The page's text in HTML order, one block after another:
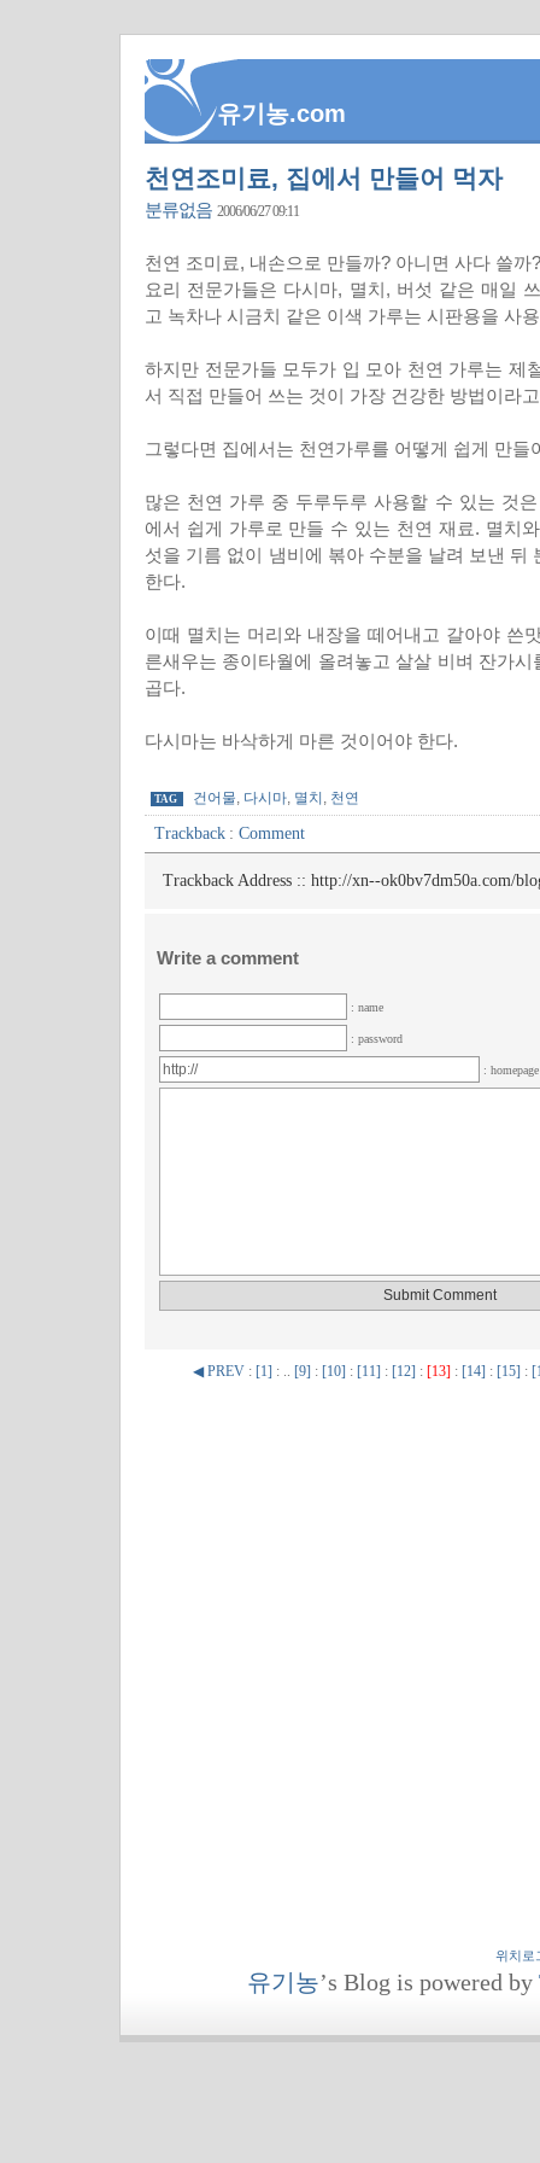
유기농.com
천연조미료, 집에서 만들어 먹자
분류없음 2006/06/27 09:11
천연 조미료, 내손으로 만들까? 아니면 사다 쓸까?
요리 전문가들은 다시마, 멸치, 버섯 같은 매일
고 녹차나 시금치 같은 이색 가루는 시판용을 사
하지만 전문가들 모두가 입 모아 천연 가루는 제
서 직접 만들어 쓰는 것이 가장 건강한 방법이라
그렇다면 집에서는 천연가루를 어떻게 쉽게 만들
많은 천연 가루 중 두루두루 사용할 수 있는 것
에서 쉽게 가루로 만들 수 있는 천연 재료. 멸치
섯을 기름 없이 냄비에 볶아 수분을 날려 보낸 뒤
한다.
이때 멸치는 머리와 내장을 떼어내고 갈아야 쓴
른새우는 종이타월에 올려놓고 살살 비벼 잔가
곱다.
다시마는 바삭하게 마른 것이어야 한다.
TAG 건어물, 다시마, 멸치 , 천연
Trackback : Comment
Trackback Address :: http://xn--ok0bv7dm50a.com/
Write a comment
: name
: password
:
◀ PREV : [1] : .. [9] : [10] : [11] : [12] : [13] : [14] : [15] :
위치로
유기농’s Blog is powered by